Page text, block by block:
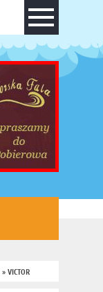
» VICTOR